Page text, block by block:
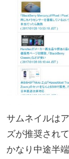
サムネイルは
ズが推奨され
かなり中途半